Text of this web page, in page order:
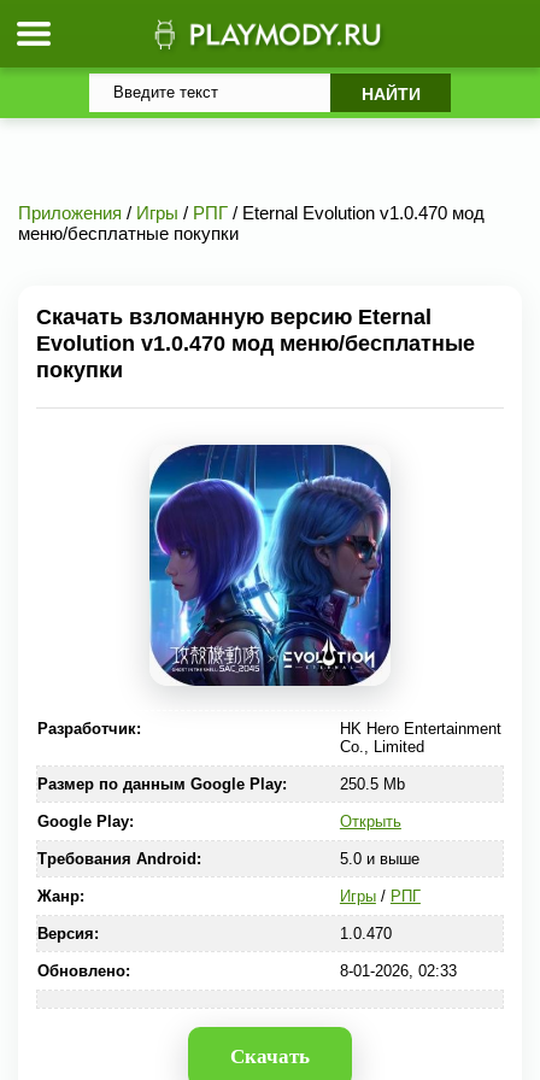
Приложения / Игры / РПГ / Eternal Evolution v1.0.470 мод
меню/бесплатные покупки
Скачать взломанную версию Eternal
Evolution v1.0.470 мод меню/бесплатные
покупки
Разработчик:
HK Hero Entertainment
Co., Limited
Размер по данным Google Play: 250.5 Mb
Google Play: Открыть
Требования Android: 5.0 и выше
Жанр: Игры/ РПГ
Версия: 1.0.470
Обновлено: 8-01-2026, 02:33
Скачать